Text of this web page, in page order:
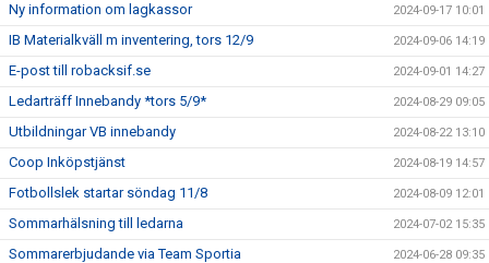
Ny information om lagkassor 2024-09-17 10:01
IB Materialkväll m inventering, tors 12/9 2024-09-06 14:19
E-post till robacksif.se 2024-09-01 14:27
Ledarträff Innebandy *tors 5/9* 2024-08-29 09:05
Utbildningar VB innebandy 2024-08-22 13:10
Coop Inköpstjänst 2024-08-19 14:57
Fotbollslek startar söndag 11/8 2024-08-09 12:01
Sommarhälsning till ledarna 2024-07-02 15:35
Sommarerbjudande via Team Sportia 2024-06-28 09:35